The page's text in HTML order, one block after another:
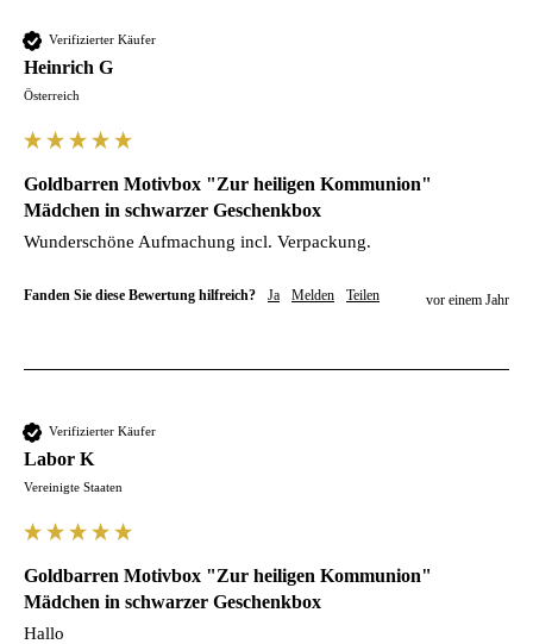
Verifizierter Käufer
Heinrich G
Österreich
Goldbarren Motivbox "Zur heiligen Kommunion"
Mädchen in schwarzer Geschenkbox
Wunderschöne Aufmachung incl. Verpackung.
Fanden Sie diese Bewertung hilfreich? Ja Melden Teilen vor einem Jahr
Verifizierter Käufer
Labor K
Vereinigte Staaten
Goldbarren Motivbox "Zur heiligen Kommunion"
Mädchen in schwarzer Geschenkbox
Hallo